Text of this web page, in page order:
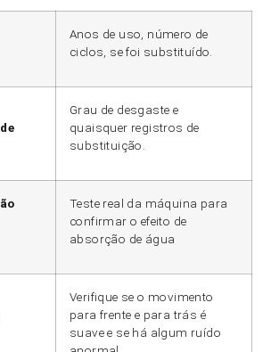
Anos de uso, número de
ciclos, se foi substituído.
Grau de desgaste e
quaisquer registros de
substituição.
Teste real da máquina para
confirmar o efeito de
absorção de água
Verifique se o movimento
para frente e para trás é
suave e se há algum ruído